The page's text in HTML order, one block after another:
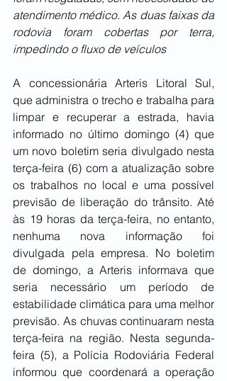
atendimento médico. As duas faixas da
rodovia foram cobertas por terra,
impedindo o fluxo de veículos
A concessionária Arteris Litoral Sul,
que administra o trecho e trabalha para
limpar e recuperar a estrada, havia
informado no último domingo (4) que
um novo boletim seria divulgado nesta
terça-feira (6) com a atualização sobre
os trabalhos no local e uma possível
previsão de liberação do trânsito. Até
às 19 horas da terça-feira, no entanto,
nenhuma nova informação foi
divulgada pela empresa. No boletim
de domingo, a Arteris informava que
seria necessário um período de
estabilidade climática para uma melhor
previsão. As chuvas continuaram nesta
terça-feira na região. Nesta segunda-
feira (5), a Polícia Rodoviária Federal
informou que coordenará a operação